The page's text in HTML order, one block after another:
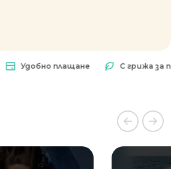
Удобно плащане С грижа за